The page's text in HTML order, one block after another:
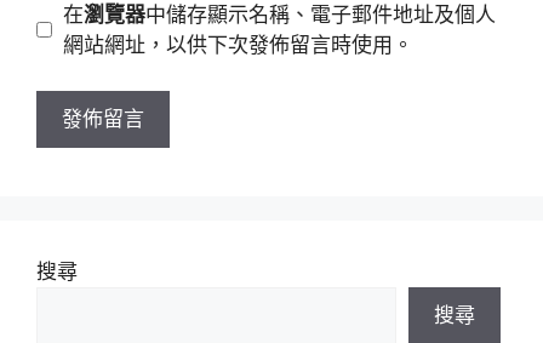
址
站
址
在瀏覽器中儲存顯示名稱、電子郵件地址及個人
網站網址，以供下次發佈留言時使用。
搜尋
搜尋